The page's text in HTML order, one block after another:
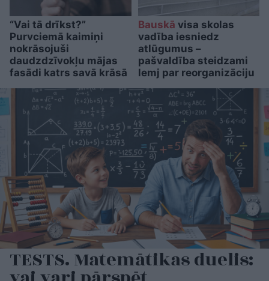
“Vai tā drīkst?”
Purvciemā kaimiņi
nokrāsojuši
daudzdzīvokļu mājas
fasādi katrs savā krāsā
Bauskā visa skolas
vadība iesniedz
atlūgumus –
pašvaldība steidzami
lemj par reorganizāciju
TESTS. Matemātikas duelis: